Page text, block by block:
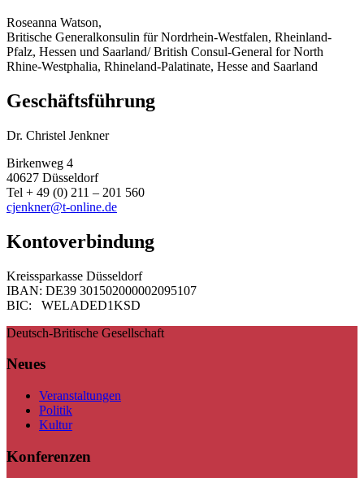
Roseanna Watson,
Britische Generalkonsulin für Nordrhein-Westfalen, Rheinland-
Pfalz, Hessen und Saarland/ British Consul-General for North
Rhine-Westphalia, Rhineland-Palatinate, Hesse and Saarland
Geschäftsführung
Dr. Christel Jenkner
Birkenweg 4
40627 Düsseldorf
Tel + 49 (0) 211 – 201 560
cjenkner@t-online.de
Kontoverbindung
Kreissparkasse Düsseldorf
IBAN: DE39 301502000002095107
BIC: WELADED1KSD
Deutsch-Britische Gesellschaft
Neues
Veranstaltungen
Politik
Kultur
Konferenzen